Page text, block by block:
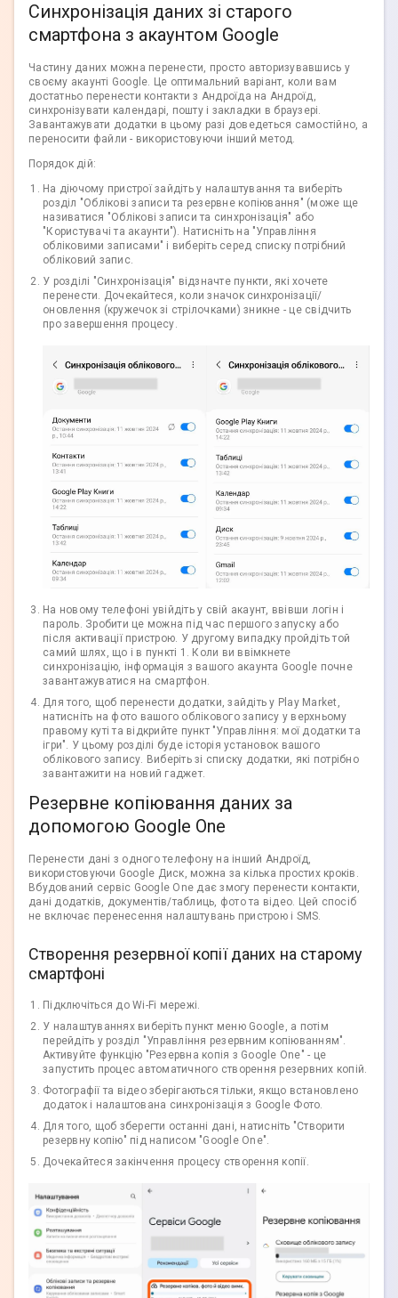
Синхронізація даних зі старого
смартфона з акаунтом Google
Частину даних можна перенести, просто авторизувавшись у
своєму акаунті Google. Це оптимальний варіант, коли вам
достатньо перенести контакти з Андроїда на Андроїд,
синхронізувати календарі, пошту і закладки в браузері.
Завантажувати додатки в цьому разі доведеться самостійно, а
переносити файли - використовуючи інший метод.
Порядок дій:
На діючому пристрої зайдіть у налаштування та виберіть
розділ "Облікові записи та резервне копіювання" (може ще
називатися "Облікові записи та синхронізація" або
"Користувачі та акаунти"). Натисніть на "Управління
обліковими записами" і виберіть серед списку потрібний
обліковий запис.
У розділі "Синхронізація" відзначте пункти, які хочете
перенести. Дочекайтеся, коли значок синхронізації/
оновлення (кружечок зі стрілочками) зникне - це свідчить
про завершення процесу.
На новому телефоні увійдіть у свій акаунт, ввівши логін і
пароль. Зробити це можна під час першого запуску або
після активації пристрою. У другому випадку пройдіть той
самий шлях, що і в пункті 1. Коли ви ввімкнете
синхронізацію, інформація з вашого акаунта Google почне
завантажуватися на смартфон.
Для того, щоб перенести додатки, зайдіть у Play Market,
натисніть на фото вашого облікового запису у верхньому
правому куті та відкрийте пункт "Управління: мої додатки та
ігри". У цьому розділі буде історія установок вашого
облікового запису. Виберіть зі списку додатки, які потрібно
завантажити на новий гаджет.
Резервне копіювання даних за
допомогою Google One
Перенести дані з одного телефону на інший Андроїд,
використовуючи Google Диск, можна за кілька простих кроків.
Вбудований сервіс Google One дає змогу перенести контакти,
дані додатків, документів/таблиць, фото та відео. Цей спосіб
не включає перенесення налаштувань пристрою і SMS.
Створення резервної копії даних на старому
смартфоні
Підключіться до Wi-Fi мережі.
У налаштуваннях виберіть пункт меню Google, а потім
перейдіть у розділ "Управління резервним копіюванням".
Активуйте функцію "Резервна копія з Google One" - це
запустить процес автоматичного створення резервних копій.
Фотографії та відео зберігаються тільки, якщо встановлено
додаток і налаштована синхронізація з Google Фото.
Для того, щоб зберегти останні дані, натисніть "Створити
резервну копію" під написом "Google One".
Дочекайтеся закінчення процесу створення копії.